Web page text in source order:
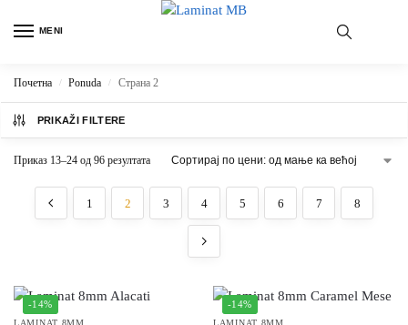
MENI
Почетна / Ponuda / Страна 2
PRIKAŽI FILTERE
Приказ 13–24 од 96 резултата
1 2 3 4 5 6 7 8
-14%
LAMINAT 8MM
-14%
LAMINAT 8MM